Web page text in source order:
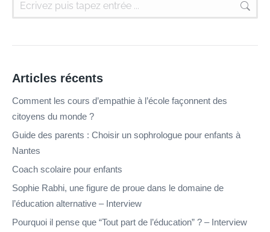
Articles récents
Comment les cours d’empathie à l’école façonnent des
citoyens du monde ?
Guide des parents : Choisir un sophrologue pour enfants à
Nantes
Coach scolaire pour enfants
Sophie Rabhi, une figure de proue dans le domaine de
l’éducation alternative – Interview
Pourquoi il pense que “Tout part de l’éducation” ? – Interview